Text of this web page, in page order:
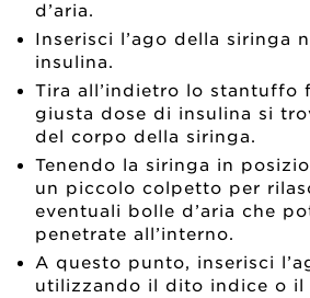
d’aria.
Inserisci l’ago della siringa
insulina.
Tira all’indietro lo stantuffo
giusta dose di insulina si
del corpo della siringa.
Tenendo la siringa in
un piccolo colpetto per
eventuali bolle d’aria che
penetrate all’interno.
A questo punto, inserisci
utilizzando il dito indice o il